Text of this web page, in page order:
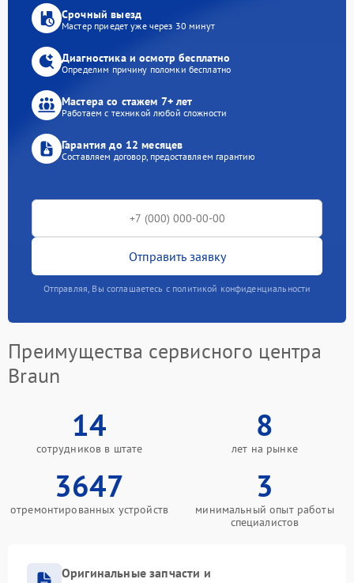
Срочный выезд
Мастер приедет уже через 30 минут
Диагностика и осмотр бесплатно
Определим причину поломки бесплатно
Мастера со стажем 7+ лет
Работаем с техникой любой сложности
Гарантия до 12 месяцев
Составляем договор, предоставляем гарантию
Отправить заявку
Отправляя, Вы соглашаетесь с политикой конфиденциальности
Преимущества сервисного центра
Braun
14
сотрудников в штате
8
лет на рынке
3647
отремонтированных устройств
3
минимальный опыт работы
специалистов
Оригинальные запчасти и